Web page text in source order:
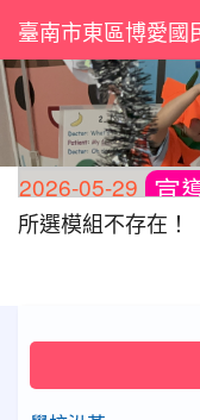
臺南市東區博愛國
05-29 宣導
所選模組不存在！